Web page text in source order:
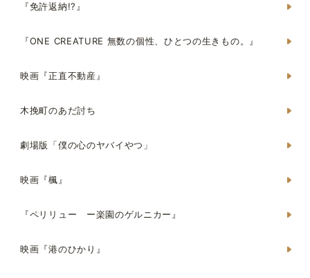
『免許返納!?』
『ONE CREATURE 無数の個性、ひとつの生きもの。』
映画『正直不動産』
木挽町のあだ討ち
劇場版「僕の心のヤバイやつ」
映画『楓』
『ペリリュー ー楽園のゲルニカー』
映画『港のひかり』